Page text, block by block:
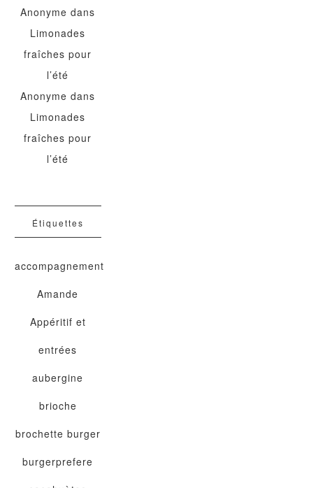
Anonyme dans
Limonades
fraîches pour
l’été
Anonyme dans
Limonades
fraîches pour
l’été
Étiquettes
accompagnement
Amande
Appéritif et
entrées
aubergine
brioche
brochette burger
burgerprefere